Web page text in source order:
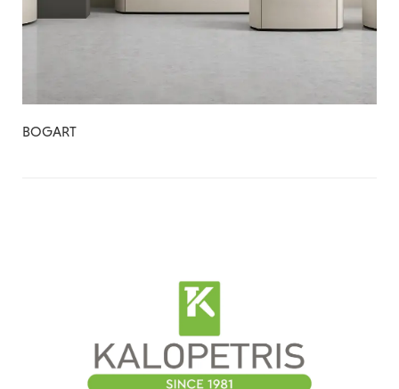
BOGART